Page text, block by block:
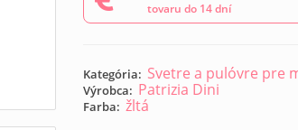
tovaru do 14 dní
Kategória: Svetre a pulóvre pre
Výrobca: Patrizia Dini
Farba: žltá